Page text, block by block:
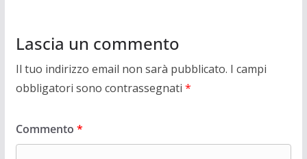
Lascia un commento
Il tuo indirizzo email non sarà pubblicato. I campi
obbligatori sono contrassegnati *
Commento *